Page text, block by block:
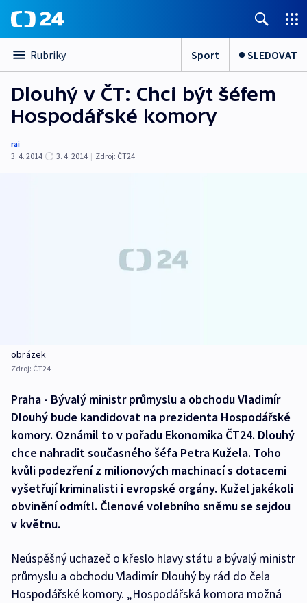
Rubriky Sport SLEDOVAT
Dlouhý v ČT: Chci být šéfem
Hospodářské komory
rai
3. 4. 2014
3. 4. 2014 | Zdroj: ČT24
obrázek
Zdroj: ČT24
Praha - Bývalý ministr průmyslu a obchodu Vladimír
Dlouhý bude kandidovat na prezidenta Hospodářské
komory. Oznámil to v pořadu Ekonomika ČT24. Dlouhý
chce nahradit současného šéfa Petra Kužela. Toho
kvůli podezření z milionových machinací s dotacemi
vyšetřují kriminalisti i evropské orgány. Kužel jakékoli
obvinění odmítl. Členové volebního sněmu se sejdou
v květnu.
Neúspěšný uchazeč o křeslo hlavy státu a bývalý ministr
průmyslu a obchodu Vladimír Dlouhý by rád do čela
Hospodářské komory. „Hospodářská komora možná